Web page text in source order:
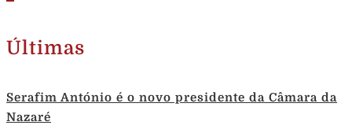
Últimas
Serafim António é o novo presidente da Câmara da
Nazaré